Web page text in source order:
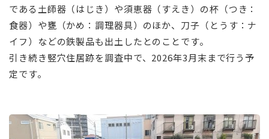
である土師器（はじき）や須恵器（すえき）の杯（つき：
食器）や甕（かめ：調理器具）のほか、刀子（とうす：ナ
イフ）などの鉄製品も出土したとのことです。
引き続き竪穴住居跡を調査中で、2026年3月末まで行う予
定です。